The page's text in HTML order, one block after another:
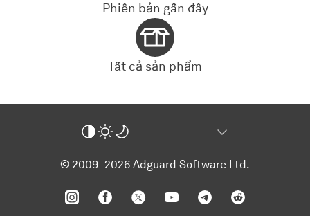
Phiên bản gần đây
Tất cả sản phẩm
© 2009–2026 Adguard Software Ltd.